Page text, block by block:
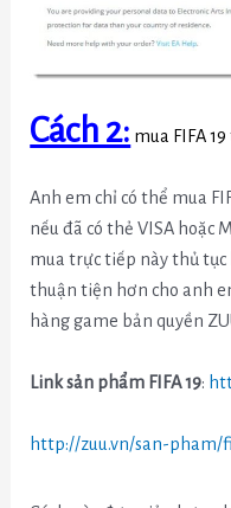
Cách 2: mua FIFA
Anh em chỉ có thể mua
nếu đã có thẻ VISA hoặc
mua trực tiếp này thủ tục
thuận tiện hơn cho anh
hàng game bản quyền
Link sản phẩm FIFA 19:
http://zuu.vn/san-pham/